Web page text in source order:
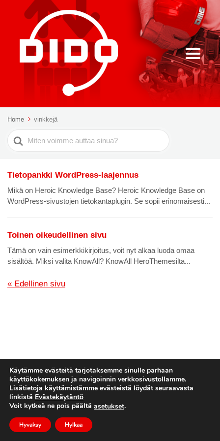
Home vinkkejä
Etsi
Tietopankki WordPress-laajennus
Mikä on Heroic Knowledge Base? Heroic Knowledge Base on
WordPress-sivustojen tietokantaplugin. Se sopii erinomaisesti...
Toinen oikeudellinen sivu
Tämä on vain esimerkkikirjoitus, voit nyt alkaa luoda omaa
sisältöä. Miksi valita KnowAll? KnowAll HeroThemesilta...
« Edellinen sivu
© Tekijänoikeus
Opetusohjelma
Käytämme evästeitä tarjotaksemme sinulle parhaan
käyttökokemuksen ja navigoinnin verkkosivustollamme.
Lisätietoja käyttämistämme evästeistä löydät seuraavasta
linkistä Evästekäytäntö
Voit kytkeä ne pois päältä asetukset.
Hyväksy Hylkää